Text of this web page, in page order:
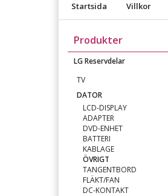
Startsida Villkor
Produkter
LG Reservdelar
TV
DATOR
LCD-DISPLAY
ADAPTER
DVD-ENHET
BATTERI
KABLAGE
ÖVRIGT
TANGENTBORD
FLÄKT/FAN
DC-KONTAKT